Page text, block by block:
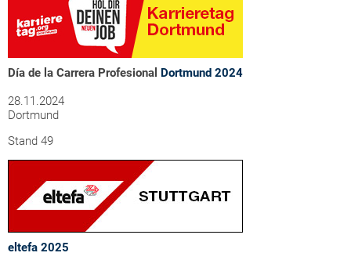
Día de la Carrera Profesional Dortmund 2024
28.11.2024
Dortmund
Stand 49
eltefa 2025